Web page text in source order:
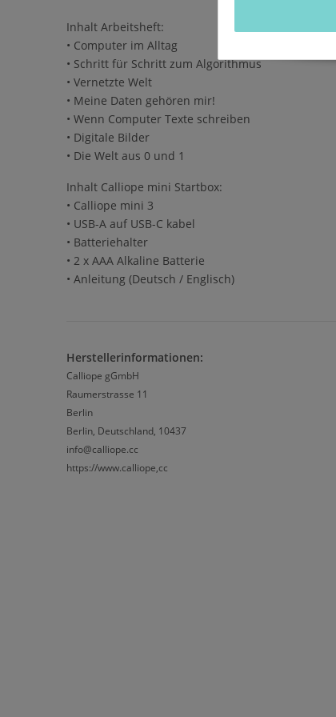
Inhalt Arbeitsheft:
• Computer im Alltag
• Schritt für Schritt zum Algorithmus
• Vernetzte Welt
• Meine Daten gehören mir!
• Wenn Computer Texte schreiben
• Digitale Bilder
• Die Welt aus 0 und 1
Inhalt Calliope mini Startbox:
• Calliope mini 3
• USB-A auf USB-C kabel
• Batteriehalter
• 2 x AAA Alkaline Batterie
• Anleitung (Deutsch / Englisch)
Herstellerinformationen:
Calliope gGmbH
Raumerstrasse 11
Berlin
Berlin, Deutschland, 10437
info@calliope.cc
https://www.calliope,cc